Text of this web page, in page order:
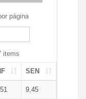
página
items
SEN
9,45